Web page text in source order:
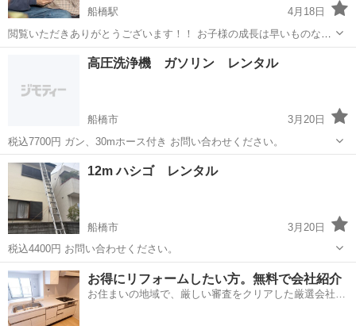
船橋駅
4月18日
閲覧いただきありがとうございます！！ お子様の成長は早いものなの
で今しかない思い出を形に(^▽^)/ 【自己紹介】 九州の長崎から東京→
千葉船橋！ 現在はブライダルカメラマンとスタジオカメラマンをやっ
船橋市 船橋駅 その他
高圧洗浄機 ガソリン レンタル
船橋市
3月20日
税込7700円 ガン、30mホース付き お問い合わせください。
千葉 船橋市
12m ハシゴ レンタル
船橋市
3月20日
税込4400円 お問い合わせください。
千葉 船橋市 その他
お得にリフォームしたい方。無料で会社紹介
お住まいの地域で、厳しい審査をクリアした厳選会社を